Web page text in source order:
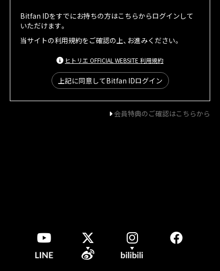
Bitfan IDをすでにお持ちの方はこちらからログインして
いただけます。
当サイトの利用規約をご確認の上、お進みください。
ヒトリエ OFFICIAL WEBSITE 利用規約
上記に同意してBitfan IDログイン
会員特典のご確認はこちらから